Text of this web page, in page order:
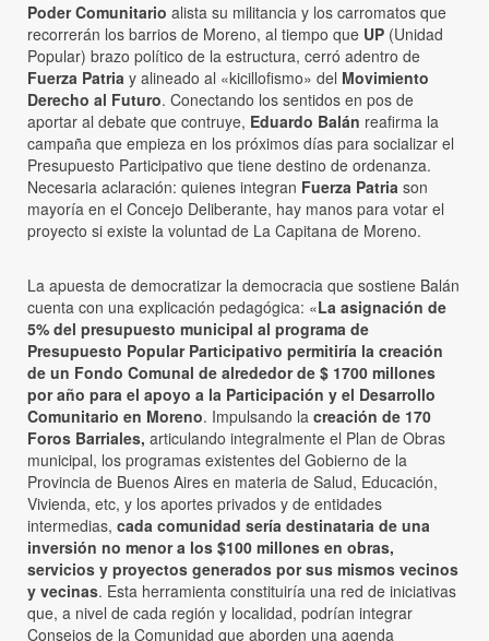
Poder Comunitario alista su militancia y los carromatos que
recorrerán los barrios de Moreno, al tiempo que UP (Unidad
Popular) brazo político de la estructura, cerró adentro de
Fuerza Patria y alineado al «kicillofismo» del Movimiento
Derecho al Futuro. Conectando los sentidos en pos de
aportar al debate que contruye, Eduardo Balán reafirma la
campaña que empieza en los próximos días para socializar el
Presupuesto Participativo que tiene destino de ordenanza.
Necesaria aclaración: quienes integran Fuerza Patria son
mayoría en el Concejo Deliberante, hay manos para votar el
proyecto si existe la voluntad de La Capitana de Moreno.
La apuesta de democratizar la democracia que sostiene Balán
cuenta con una explicación pedagógica: «La asignación de
5% del presupuesto municipal al programa de
Presupuesto Popular Participativo permitiría la creación
de un Fondo Comunal de alrededor de $ 1700 millones
por año para el apoyo a la Participación y el Desarrollo
Comunitario en Moreno. Impulsando la creación de 170
Foros Barriales, articulando integralmente el Plan de Obras
municipal, los programas existentes del Gobierno de la
Provincia de Buenos Aires en materia de Salud, Educación,
Vivienda, etc, y los aportes privados y de entidades
intermedias, cada comunidad sería destinataria de una
inversión no menor a los $100 millones en obras,
servicios y proyectos generados por sus mismos vecinos
y vecinas. Esta herramienta constituiría una red de iniciativas
que, a nivel de cada región y localidad, podrían integrar
Consejos de la Comunidad que aborden una agenda